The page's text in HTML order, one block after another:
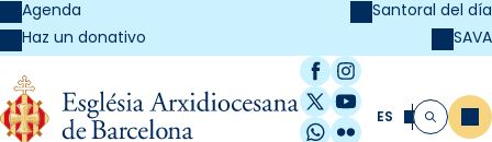
Agenda
Haz un donativo
Santoral del día
SAVA
Facebook
Instagram
X / Twitter
YouTube
WhatsApp
FlickrES Buscar